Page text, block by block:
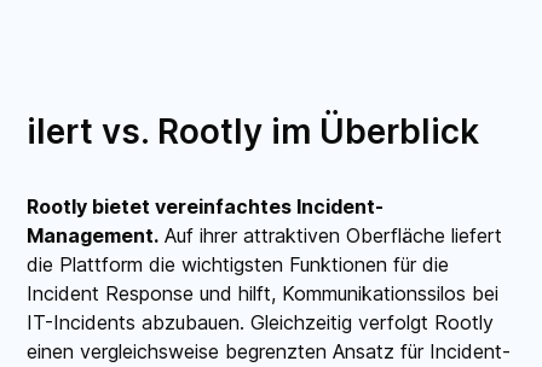
ilert vs. Rootly im Überblick
Rootly bietet vereinfachtes Incident-
Management. Auf ihrer attraktiven Oberfläche liefert
die Plattform die wichtigsten Funktionen für die
Incident Response und hilft, Kommunikationssilos bei
IT-Incidents abzubauen. Gleichzeitig verfolgt Rootly
einen vergleichsweise begrenzten Ansatz für Incident-